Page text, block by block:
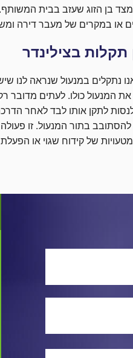
מצד בן הזוג שעזב בבית
או במקרים של מעבר דירה
תקלות בצילינדר
נתקלים במנעול שנראה לנו
המנעול כולו. לעתים מדובר
לתקן אותו לבד לאחר
בתור המנעול. זו פעולה
של קידוח שגוי או
מנעולן בעל ידי זהב, אשר הצליח